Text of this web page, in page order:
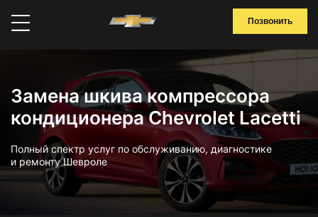
Позвонить
Замена шкива компрессора
кондиционера Chevrolet Lacetti
Полный спектр услуг по обслуживанию, диагностике
и ремонту Шевроле